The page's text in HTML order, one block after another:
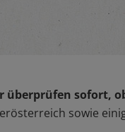
überprüfen sofort,
sowie